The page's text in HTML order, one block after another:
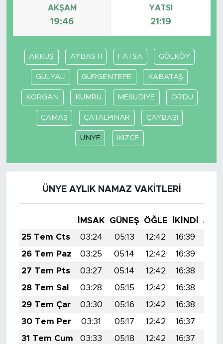
AKŞAM
19:46
YATSI
21:19
AKKUŞ AYBASTI FATSA GÖLKÖY
GÜLYALI GÜRGENTEPE KABATAŞ
KORGAN KUMRU MESUDİYE ORDU
ÇAMAŞ ÇATALPINAR ÇAYBAŞI
ÜNYE İKİZCE
ÜNYE AYLIK NAMAZ VAKITLERI
İMSAK GÜNEŞ ÖĞLE İKINDI
25 Tem Cts
03:24 05:13 12:42 16:39
26 Tem Paz
03:25 05:14 12:42 16:39
27 Tem Pts
03:27 05:14 12:42 16:38
28 Tem Sal
03:28 05:15 12:42 16:38
29 Tem Çar
03:30 05:16 12:42 16:38
30 Tem Per
03:31 05:17 12:42 16:37
31 Tem Cum
03:33 05:18 12:42 16:37
SPOR
KÜLTÜR SANAT
YAŞAM
TARİHTEN GÜNÜMÜZE
TARİH
MEDYA KÖŞESİ
FOTO GALERİ
ALINTI YAZARLAR